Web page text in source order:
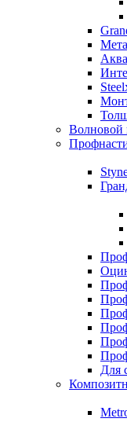
Волновой
Для